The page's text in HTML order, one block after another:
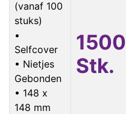
(vanaf 100
stuks)
•
Selfcover
• Nietjes
Gebonden
• 148 x
148 mm
1500
Stk.